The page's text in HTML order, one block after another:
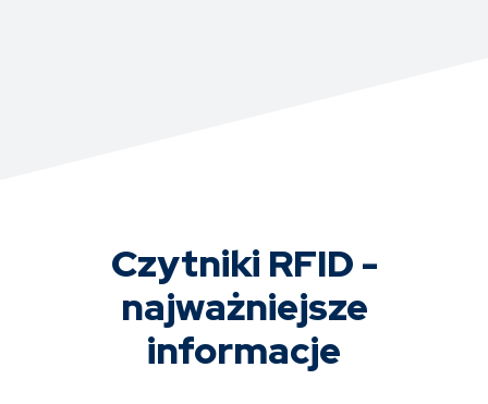
Czytniki RFID -
najważniejsze
informacje